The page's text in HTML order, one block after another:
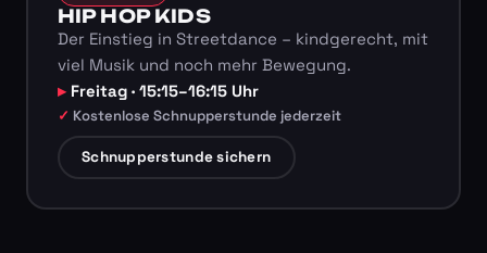
HIP HOP KIDS
Der Einstieg in Streetdance – kindgerecht, mit
viel Musik und noch mehr Bewegung.
Freitag · 15:15–16:15 Uhr
Kostenlose Schnupperstunde jederzeit
Schnupperstunde sichern